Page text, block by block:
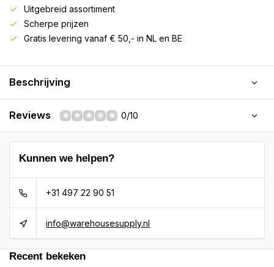
Uitgebreid assortiment
Scherpe prijzen
Gratis levering vanaf € 50,- in NL en BE
Beschrijving
Reviews 0/10
Kunnen we helpen?
+31 497 22 90 51
info@warehousesupply.nl
Recent bekeken